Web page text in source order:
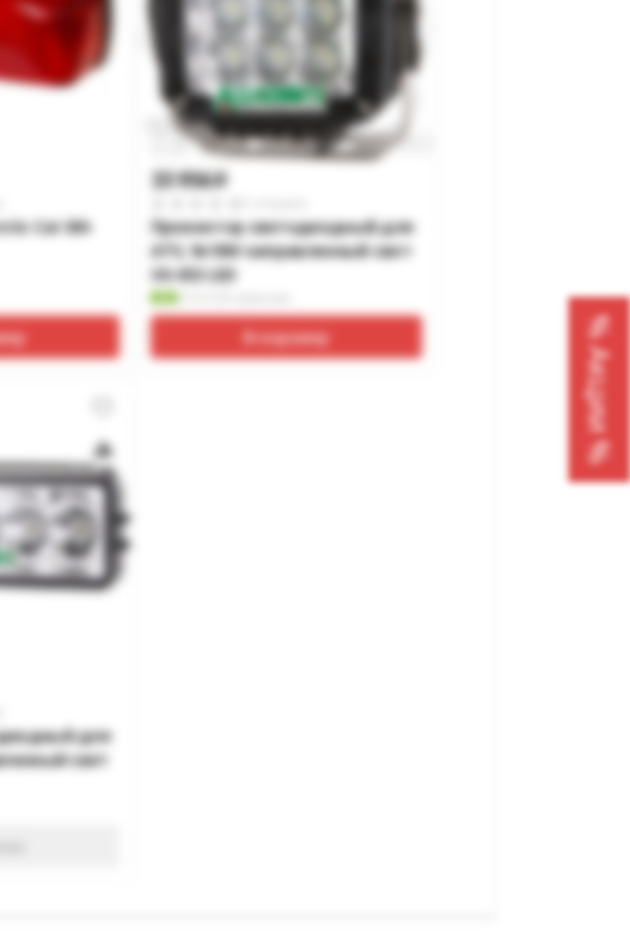
Cat SM-
33 956
Прожектор светодиодный для
ATV, 9х10W направленный свет
OS-053 LED
В корзину
для
свет
% Акции %